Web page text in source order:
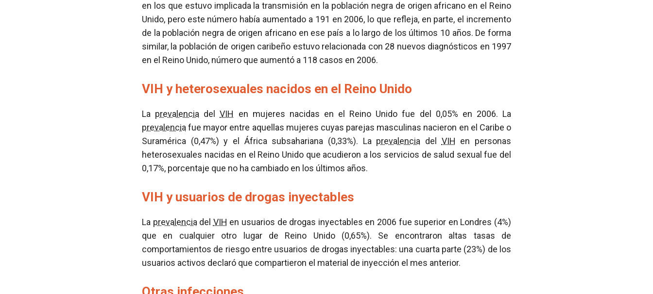
en los que estuvo implicada la transmisión en la población negra de origen africano en el Reino
Unido, pero este número había aumentado a 191 en 2006, lo que refleja, en parte, el incremento
de la población negra de origen africano en ese país a lo largo de los últimos 10 años. De forma
similar, la población de origen caribeño estuvo relacionada con 28 nuevos diagnósticos en 1997
en el Reino Unido, número que aumentó a 118 casos en 2006.
VIH y heterosexuales nacidos en el Reino Unido
La prevalencia delVIH
en mujeres nacidas en el Reino Unido fue del 0,05% en 2006. La
prevalencia fue mayor entre aquellas mujeres cuyas parejas masculinas nacieron en el Caribe o
Suramérica (0,47%) y el África subsahariana (0,33%). La prevalencia del VIH en personas
heterosexuales nacidas en el Reino Unido que acudieron a los servicios de salud sexual fue del
0,17%, porcentaje que no ha cambiado en los últimos años.
VIH y usuarios de drogas inyectables
La prevalencia del VIH en usuarios de drogas inyectables en 2006 fue superior en Londres (4%)
que en cualquier otro lugar de Reino Unido (0,65%). Se encontraron altas tasas de
comportamientos de riesgo entre usuarios de drogas inyectables: una cuarta parte (23%) de los
usuarios activos declaró que compartieron el material de inyección el mes anterior.